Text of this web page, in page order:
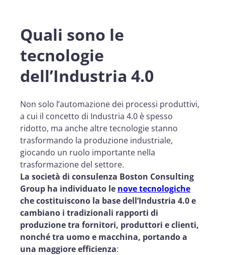
Quali sono le
tecnologie
dell’Industria 4.0
Non solo l’automazione dei processi produttivi,
a cui il concetto di Industria 4.0 è spesso
ridotto, ma anche altre tecnologie stanno
trasformando la produzione industriale,
giocando un ruolo importante nella
trasformazione del settore.
La società di consulenza Boston Consulting
Group ha individuato le nove tecnologiche
che costituiscono la base dell’Industria 4.0 e
cambiano i tradizionali rapporti di
produzione tra fornitori, produttori e clienti,
nonché tra uomo e macchina, portando a
una maggiore efficienza: